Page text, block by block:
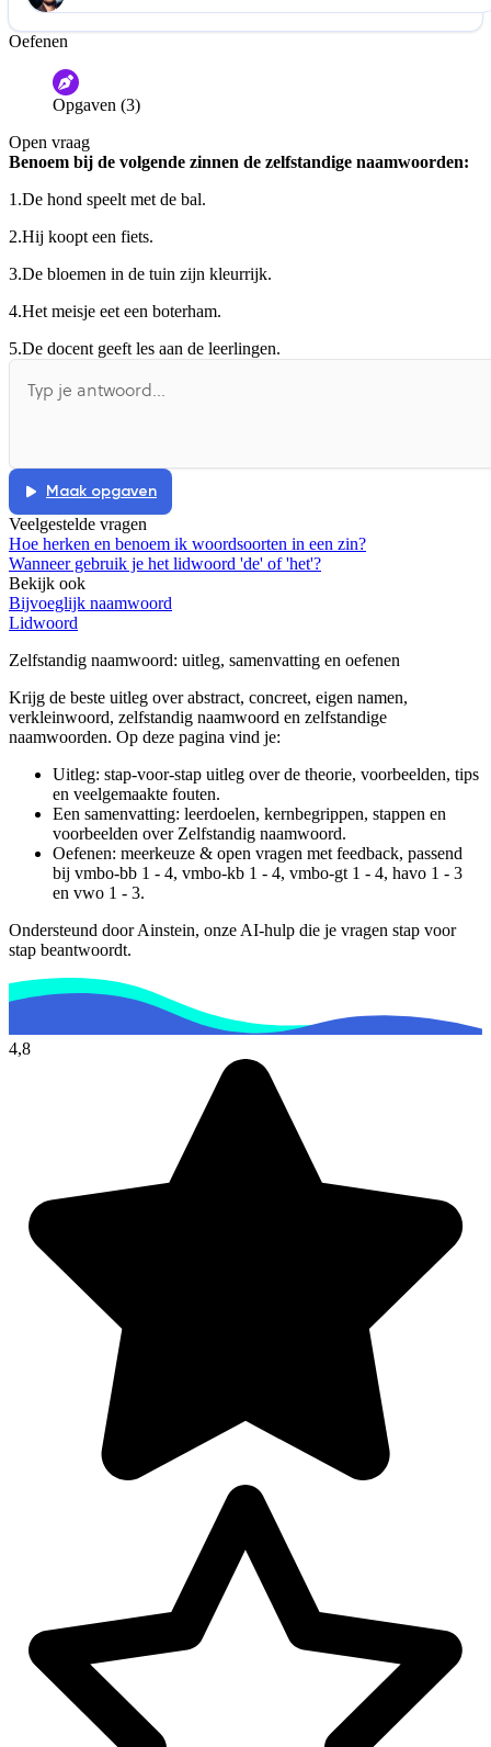
Help ons de video te verbeteren
De audio is slecht
Informatie is onjuist
De docent is te langdradig
De uitleg gaat te langzaam
Afspelen werkte niet
Oefenen
Opgaven (3)
Open vraag
Benoem bij de volgende zinnen de zelfstandige naamwoorden:
1.De hond speelt met de bal.
2.Hij koopt een fiets.
3.De bloemen in de tuin zijn kleurrijk.
4.Het meisje eet een boterham.
5.De docent geeft les aan de leerlingen.
Maak opgaven
Veelgestelde vragen
Hoe herken en benoem ik woordsoorten in een zin?
Wanneer gebruik je het lidwoord 'de' of 'het'?
Bekijk ook
Bijvoeglijk naamwoord
Lidwoord
Zelfstandig naamwoord: uitleg, samenvatting en oefenen
Krijg de beste uitleg over abstract, concreet, eigen namen,
verkleinwoord, zelfstandig naamwoord en zelfstandige
naamwoorden. Op deze pagina vind je:
Uitleg: stap-voor-stap uitleg over de theorie, voorbeelden, tips
en veelgemaakte fouten.
Een samenvatting: leerdoelen, kernbegrippen, stappen en
voorbeelden over Zelfstandig naamwoord.
Oefenen: meerkeuze & open vragen met feedback, passend
bij vmbo-bb 1 - 4, vmbo-kb 1 - 4, vmbo-gt 1 - 4, havo 1 - 3
en vwo 1 - 3.
Ondersteund door Ainstein, onze AI-hulp die je vragen stap voor
stap beantwoordt.
4,8